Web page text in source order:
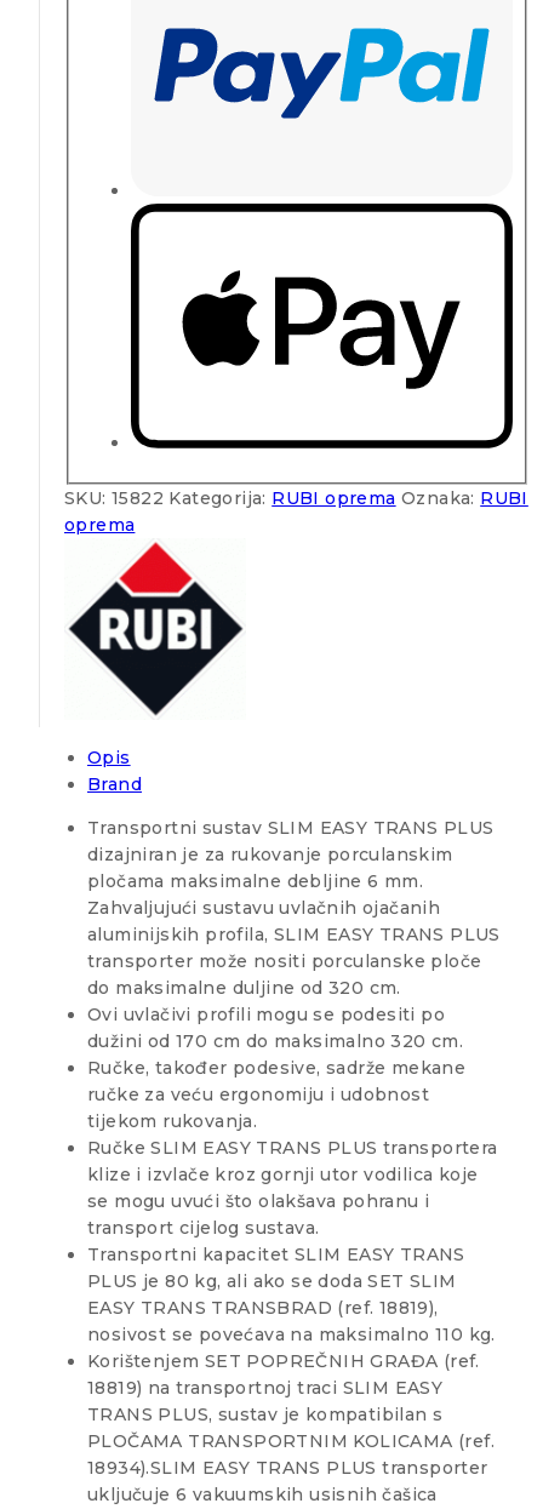
SKU: 15822 Kategorija: RUBI oprema Oznaka: RUBI
oprema
Opis
Brand
Transportni sustav SLIM EASY TRANS PLUS
dizajniran je za rukovanje porculanskim
pločama maksimalne debljine 6 mm.
Zahvaljujući sustavu uvlačnih ojačanih
aluminijskih profila, SLIM EASY TRANS PLUS
transporter može nositi porculanske ploče
do maksimalne duljine od 320 cm.
Ovi uvlačivi profili mogu se podesiti po
dužini od 170 cm do maksimalno 320 cm.
Ručke, također podesive, sadrže mekane
ručke za veću ergonomiju i udobnost
tijekom rukovanja.
Ručke SLIM EASY TRANS PLUS transportera
klize i izvlače kroz gornji utor vodilica koje
se mogu uvući što olakšava pohranu i
transport cijelog sustava.
Transportni kapacitet SLIM EASY TRANS
PLUS je 80 kg, ali ako se doda SET SLIM
EASY TRANS TRANSBRAD (ref. 18819),
nosivost se povećava na maksimalno 110 kg.
Korištenjem SET POPREČNIH GRAĐA (ref.
18819) na transportnoj traci SLIM EASY
TRANS PLUS, sustav je kompatibilan s
PLOČAMA TRANSPORTNIM KOLICAMA (ref.
18934).SLIM EASY TRANS PLUS transporter
uključuje 6 vakuumskih usisnih čašica